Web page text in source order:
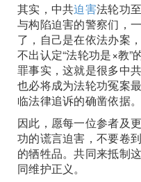
其实，中共迫害法轮功
与构陷迫害的警察们，
了，自己是在依法办案
不出认定“法轮功是×教
罪事实，这就是很多中
也必将成为法轮功冤案
临法律追诉的确凿依据。
因此，愿每一位参者及
功的谎言迫害，不要卷
的牺牲品。共同来抵制
同维护正义。